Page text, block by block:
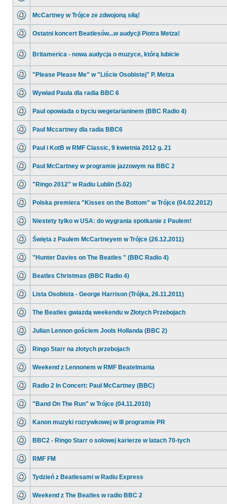
McCartney w Trójce ze zdwojoną siłą!
Ostatni koncert Beatlesów...w audycji Piotra Metza!
Britamerica - nowa audycja o muzyce, którą lubicie
"Please Please Me" w "Liście Osobistej" P. Metza
Wywiad Paula dla radia BBC 6
Paul opowiada o byciu wegetarianinem (BBC Radio 4)
Paul Mccartney dla radia BBC6
Paul i KotB w RMF Classic, 9 kwietnia 2012 g. 21
Paul McCartney w programie jazzowym na BBC 2
"Ringo 2012" w Radiu Lublin (5.02)
Polska premiera "Kisses on the Bottom" w Trójce (04.02.2012)
Niestety tylko w USA: do wygrania spotkanie z Paulem!
Święta z Paulem McCartneyem w Trójce (26.12.2011)
"Hunter Davies on The Beatles " (BBC Radio 4)
Beatles Christmas (BBC Radio 4)
Lista Osobista - George Harrison (Trójka, 26.11.2011)
The Beatles gwiazdą weekendu w Złotych Przebojach
Julian Lennon gościem Jools Hollanda (BBC 2)
Ringo Starr na złotych przebojach
Weekend z Lennonem w RMF Beatelmania
Radio 2 In Concert: Paul McCartney (BBC)
"Band On The Run" w Trójce (04.11.2010)
Kanon muzyki rozrywkowej w III programie PR
BBC2 - Ringo Starr o solowej karierze w latach 70-tych
RMF FM
Tydzień z Beatlesami w Radiu Express
Weekend z The Beatles w radio BBC 2